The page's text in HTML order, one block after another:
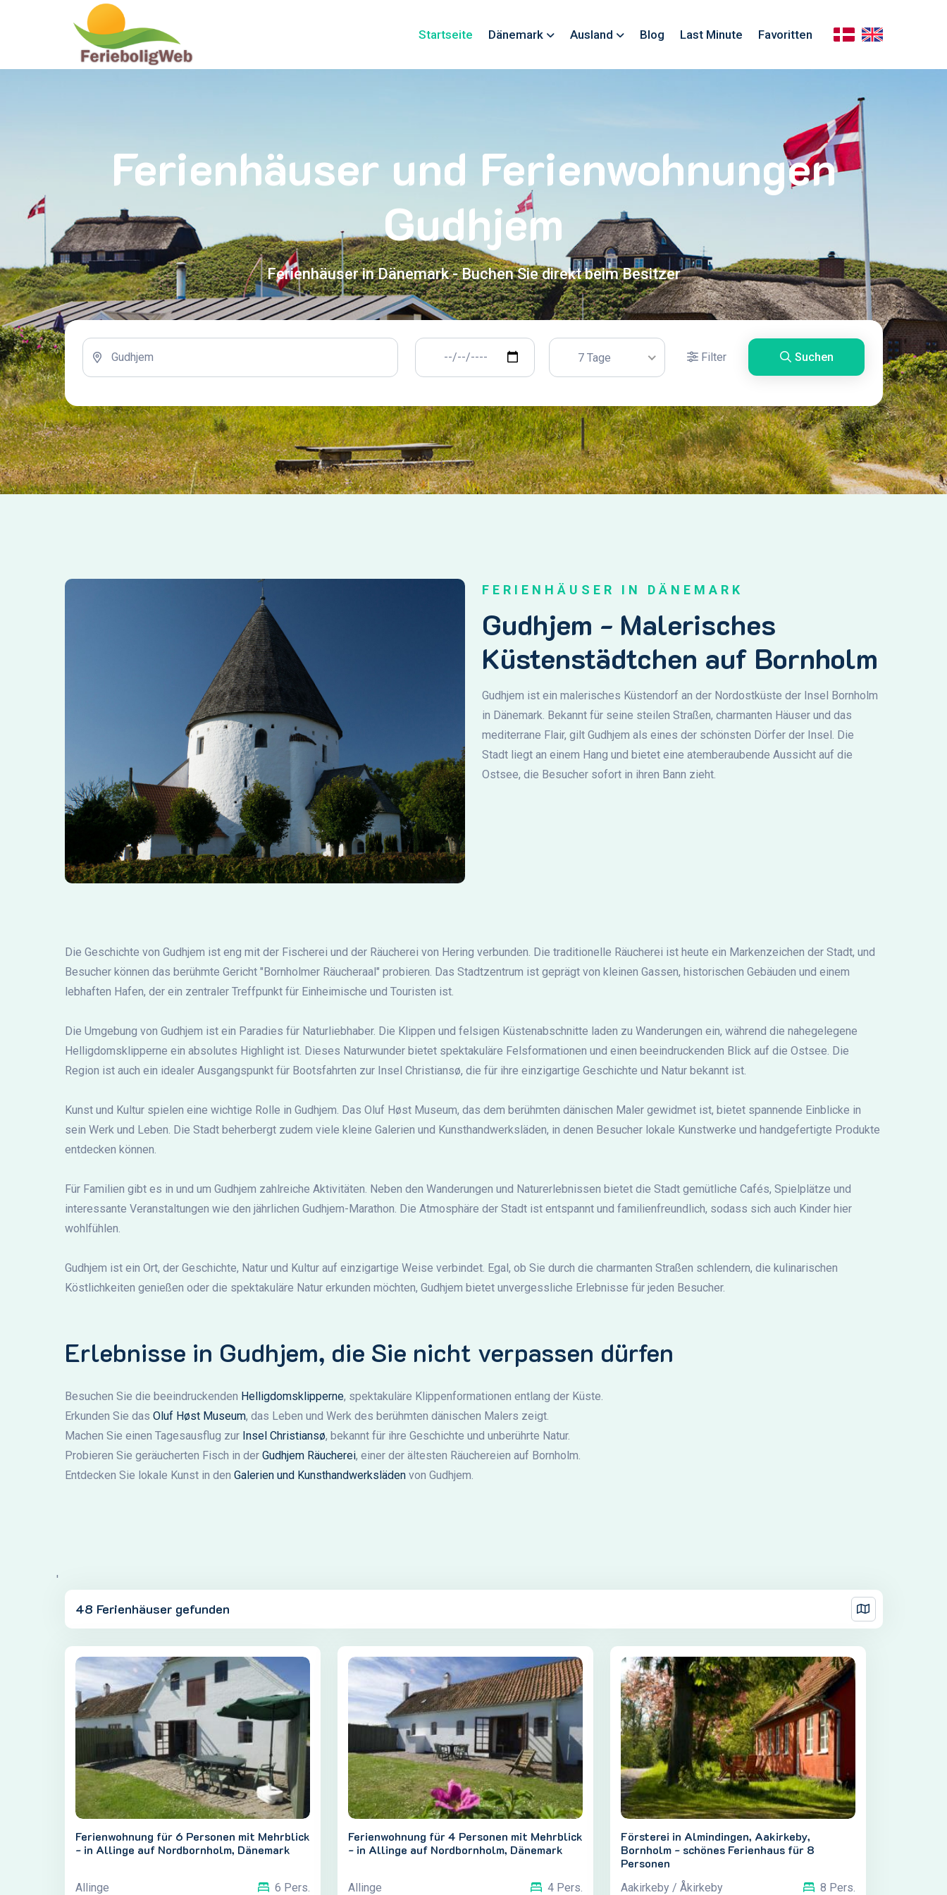
Startseite Dänemark Ausland Blog Last Minute Favoritten
Ferienhäuser und Ferienwohnungen
Gudhjem
Ferienhäuser in Dänemark - Buchen Sie direkt beim Besitzer
7 Tage Filter Suchen
FERIENHÄUSER IN DÄNEMARK
Gudhjem - Malerisches
Küstenstädtchen auf Bornholm
Gudhjem ist ein malerisches Küstendorf an der Nordostküste der Insel Bornholm
in Dänemark. Bekannt für seine steilen Straßen, charmanten Häuser und das
mediterrane Flair, gilt Gudhjem als eines der schönsten Dörfer der Insel. Die
Stadt liegt an einem Hang und bietet eine atemberaubende Aussicht auf die
Ostsee, die Besucher sofort in ihren Bann zieht.
Die Geschichte von Gudhjem ist eng mit der Fischerei und der Räucherei von Hering verbunden. Die traditionelle Räucherei ist heute ein Markenzeichen der Stadt, und
Besucher können das berühmte Gericht "Bornholmer Räucheraal" probieren. Das Stadtzentrum ist geprägt von kleinen Gassen, historischen Gebäuden und einem
lebhaften Hafen, der ein zentraler Treffpunkt für Einheimische und Touristen ist.
Die Umgebung von Gudhjem ist ein Paradies für Naturliebhaber. Die Klippen und felsigen Küstenabschnitte laden zu Wanderungen ein, während die nahegelegene
Helligdomsklipperne ein absolutes Highlight ist. Dieses Naturwunder bietet spektakuläre Felsformationen und einen beeindruckenden Blick auf die Ostsee. Die
Region ist auch ein idealer Ausgangspunkt für Bootsfahrten zur Insel Christiansø, die für ihre einzigartige Geschichte und Natur bekannt ist.
Kunst und Kultur spielen eine wichtige Rolle in Gudhjem. Das Oluf Høst Museum, das dem berühmten dänischen Maler gewidmet ist, bietet spannende Einblicke in
sein Werk und Leben. Die Stadt beherbergt zudem viele kleine Galerien und Kunsthandwerksläden, in denen Besucher lokale Kunstwerke und handgefertigte Produkte
entdecken können.
Für Familien gibt es in und um Gudhjem zahlreiche Aktivitäten. Neben den Wanderungen und Naturerlebnissen bietet die Stadt gemütliche Cafés, Spielplätze und
interessante Veranstaltungen wie den jährlichen Gudhjem-Marathon. Die Atmosphäre der Stadt ist entspannt und familienfreundlich, sodass sich auch Kinder hier
wohlfühlen.
Gudhjem ist ein Ort, der Geschichte, Natur und Kultur auf einzigartige Weise verbindet. Egal, ob Sie durch die charmanten Straßen schlendern, die kulinarischen
Köstlichkeiten genießen oder die spektakuläre Natur erkunden möchten, Gudhjem bietet unvergessliche Erlebnisse für jeden Besucher.
Erlebnisse in Gudhjem, die Sie nicht verpassen dürfen
Besuchen Sie die beeindruckenden Helligdomsklipperne, spektakuläre Klippenformationen entlang der Küste.
Erkunden Sie das Oluf Høst Museum, das Leben und Werk des berühmten dänischen Malers zeigt.
Machen Sie einen Tagesausflug zur Insel Christiansø, bekannt für ihre Geschichte und unberührte Natur.
Probieren Sie geräucherten Fisch in der Gudhjem Räucherei, einer der ältesten Räuchereien auf Bornholm.
Entdecken Sie lokale Kunst in den Galerien und Kunsthandwerkslädenvon Gudhjem.
'
48 Ferienhäuser gefunden
Ferienwohnung für 6 Personen mit Mehrblick
- in Allinge auf Nordbornholm, Dänemark
Allinge 6 Pers.
Ferienwohnung für 4 Personen mit Mehrblick
- in Allinge auf Nordbornholm, Dänemark
Allinge 4 Pers.
Försterei in Almindingen, Aakirkeby,
Bornholm - schönes Ferienhaus für 8
Personen
Aakirkeby / Åkirkeby 8 Pers.